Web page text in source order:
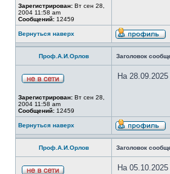
Зарегистрирован: Вт сен 28,
2004 11:58 am
Сообщений: 12459
Вернуться наверх
Проф.А.И.Орлов Заголовок
Зарегистрирован: Вт сен 28,
2004 11:58 am
Сообщений: 12459
На
Вернуться наверх
Проф.А.И.Орлов Заголовок
На